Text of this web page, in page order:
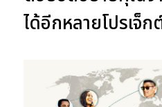
ได้อีกหลายโปรเจ็ก